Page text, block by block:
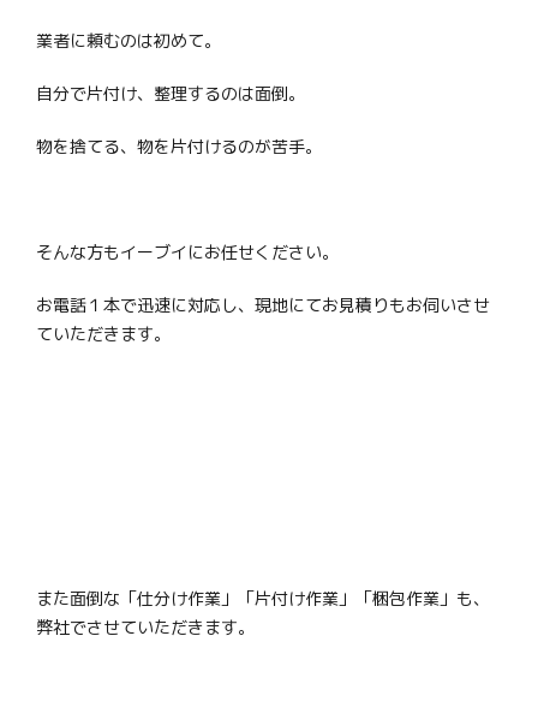
業者に頼むのは初めて。
自分で片付け、整理するのは面倒。
物を捨てる、物を片付けるのが苦手。
そんな方もイーブイにお任せください。
お電話１本で迅速に対応し、現地にてお見積りもお伺いさせ
ていただきます。
また面倒な「仕分け作業」「片付け作業」「梱包作業」も、
弊社でさせていただきます。